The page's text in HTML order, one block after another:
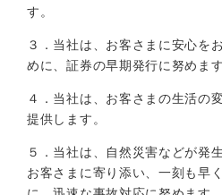
す。
３．当社は、お客さまに安心を
めに、証券の早期発行に努めます
４．当社は、お客さまの生活の
提供します。
５．当社は、自然災害などが発
お客さまに寄り添い、一刻も早